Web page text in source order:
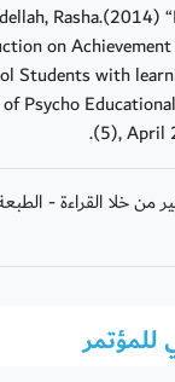
Rasha.(2014)
on
Students with
Psycho
(5), April
من خلا القراءة - الطبعة